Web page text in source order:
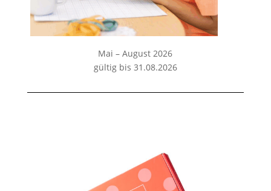
Mai – August 2026
gültig bis 31.08.2026